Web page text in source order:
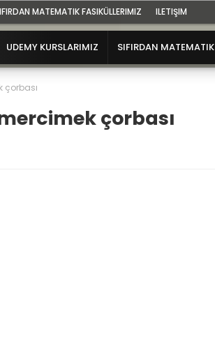
MATEMATIK FASIKÜLLERIMIZ ILETIŞIM
UDEMY KURSLARIMIZ SIFIRDAN MATEMATIK
çorbası
çorbası